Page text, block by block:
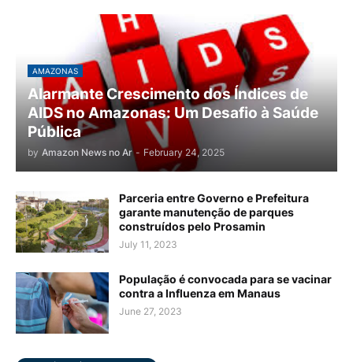
AMAZONAS
Alarmante Crescimento dos Índices de
AIDS no Amazonas: Um Desafio à Saúde
Pública
by Amazon News no Ar - February 24, 2025
Parceria entre Governo e Prefeitura
garante manutenção de parques
construídos pelo Prosamin
July 11, 2023
População é convocada para se vacinar
contra a Influenza em Manaus
June 27, 2023